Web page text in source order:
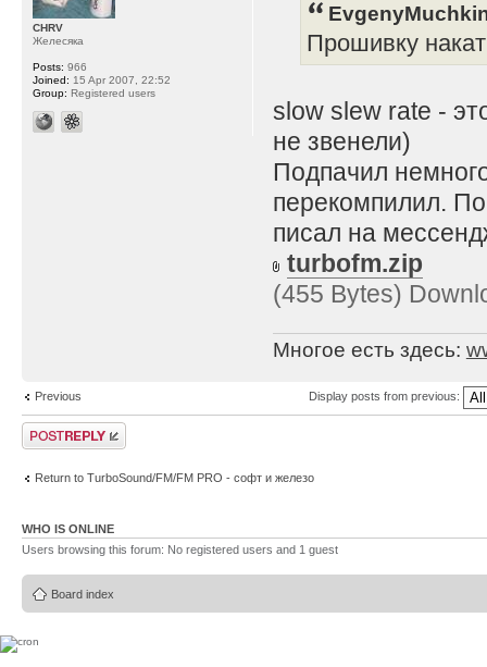
Прошивку
slow slew rate -
не звенели)
Подпачил
перекомпилил.
писал на
turbofm.zip
(455 Bytes)
Многое есть здесь:
CHRV
Желесяка
Posts: 966
Joined: 15 Apr 2007, 22:52
Group: Registered users
Previous Display posts from previous:
Post a reply
Return to TurboSound/FM/FM PRO - софт и железо
WHO IS ONLINE
Users browsing this forum: No registered users and 1 guest
Board index